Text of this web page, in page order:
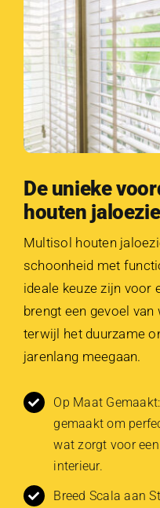
De unieke
houten
Multisol houten
schoonheid met
ideale keuze zijn voor
brengt een gevoel
terwijl het duurzame
jarenlang meegaan.
Op Maat
gemaakt om
wat zorgt voor
interieur.
Breed Scala aan